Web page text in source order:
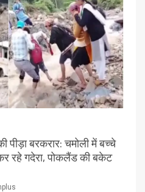
पीड़ा बरकरार: चमोली में बच्चे
रहे गदेरा, पोकलैंड की बकेट